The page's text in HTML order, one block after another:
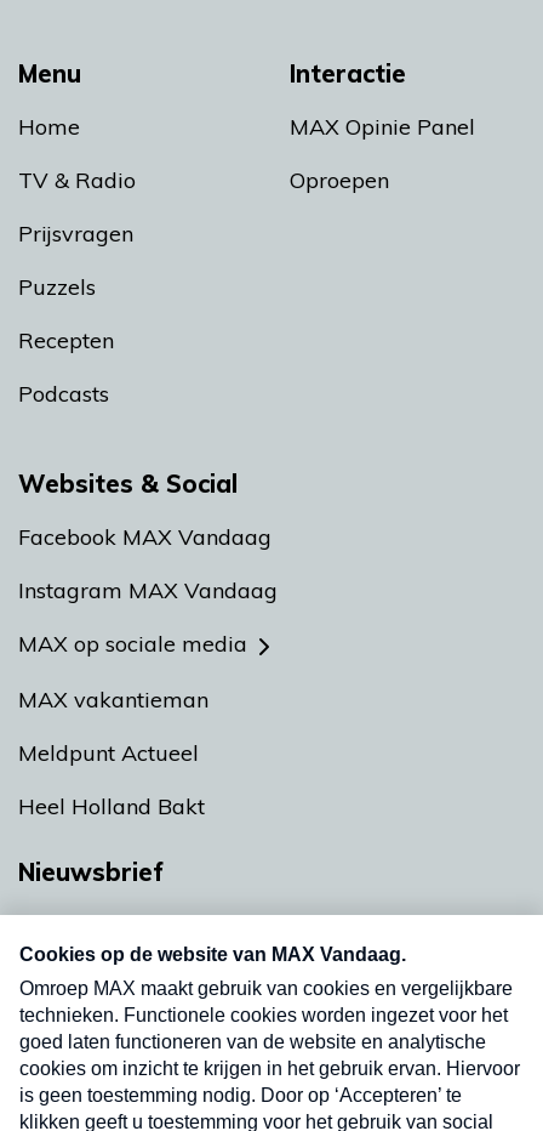
Menu
Home
TV & Radio
Prijsvragen
Puzzels
Recepten
Podcasts
Interactie
MAX Opinie Panel
Oproepen
Websites & Social
Facebook MAX Vandaag
Instagram MAX Vandaag
MAX op sociale media
MAX vakantieman
Meldpunt Actueel
Heel Holland Bakt
Nieuwsbrief
nieuwsbrief. Elke vrijdag- en dinsdagochtend in
uw mailbox.
Verzend